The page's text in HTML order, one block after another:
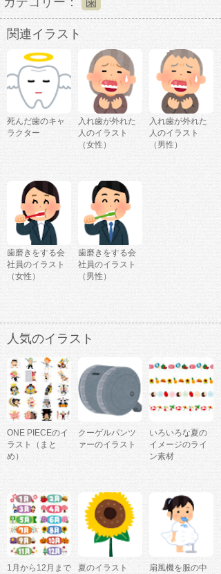
関連イラスト
死んだ歯のキャ
ラクター
入れ歯が外れた
人のイラスト
（女性）
入れ歯が外れた
人のイラスト
（男性）
歯磨きをする会
社員のイラスト
（女性）
歯磨きをする会
社員のイラスト
（男性）
人気のイラスト
ONE PIECEのイ
ラスト（まと
め）
クーゲルパンツ
ァーのイラスト
いろいろな夏の
イメージのライ
ン素材
1月から12月まで
夏のイラスト
扇風機を服の中